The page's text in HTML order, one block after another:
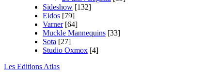
Sideshow [132]
Eidos [79]
Varner [64]
Muckle Mannequins [33]
Sota [27]
Studio Oxmox [4]
Les Editions Atlas